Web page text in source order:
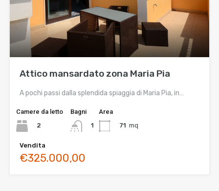
Attico mansardato zona Maria Pia
A pochi passi dalla splendida spiaggia di Maria Pia, in…
Camere da letto
2
Bagni
1
Area
71 mq
Vendita
€325.000,00